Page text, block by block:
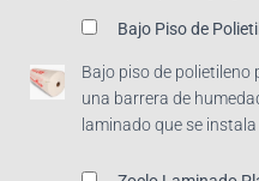
Bajo Piso de
Bajo piso de
una barrera de
laminado que se